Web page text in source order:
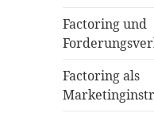
Factoring und
Factoring als